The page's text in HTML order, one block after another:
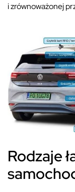
i zrównoważonej
Rodzaje